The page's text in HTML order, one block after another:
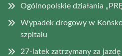
Ogólnopolskie działania
Wypadek drogowy w
szpitalu
27-latek zatrzymany za